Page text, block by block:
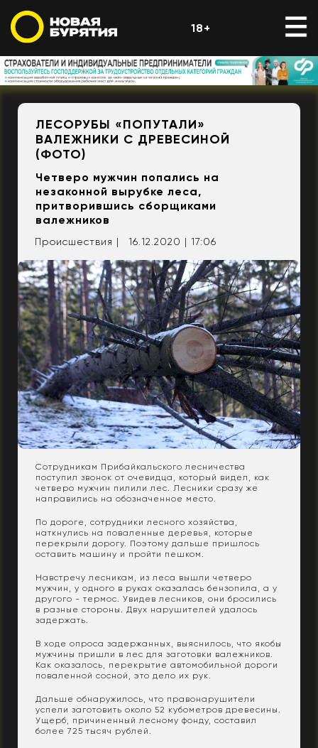
18+
ЛЕСОРУБЫ «ПОПУТАЛИ»
ВАЛЕЖНИКИ С ДРЕВЕСИНОЙ
(ФОТО)
Четверо мужчин попались на
незаконной вырубке леса,
притворившись сборщиками
валежников
Происшествия | 16.12.2020 | 17:06
Сотрудникам Прибайкальского лесничества
поступил звонок от очевидца, который видел, как
четверо мужчин пилили лес. Лесники сразу же
направились на обозначенное место.
По дороге, сотрудники лесного хозяйства,
наткнулись на поваленные деревья, которые
перекрыли дорогу. Поэтому дальше пришлось
оставить машину и пройти пешком.
Навстречу лесникам, из леса вышли четверо
мужчин, у одного в руках оказалась бензопила, а у
другого - термос. Увидев лесников, они бросились
в разные стороны. Двух нарушителей удалось
задержать.
В ходе опроса задержанных, выяснилось, что якобы
мужчины пришли в лес для заготовки валежников.
Как оказалось, перекрытие автомобильной дороги
поваленной сосной, это дело их рук.
Дальше обнаружилось, что правонарушители
успели заготовить около 52 кубометров древесины.
Ущерб, причиненный лесному фонду, составил
более 725 тысяч рублей.